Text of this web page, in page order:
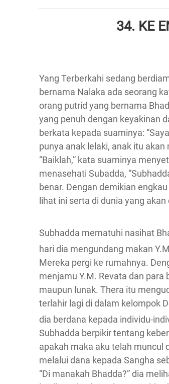
34. KE
Yang Terberkahi sedang
bernama Nalaka ada seorang
orang putrid yang bernama
yang penuh dengan keyakinan
berkata kepada suaminya:
punya anak lelaki, anak itu
“Baiklah,” kata suaminya
menasehati Subadda,
benar. Dengan demikian
lihat ini serta di dunia yang akan
Subhadda mematuhi nasihat
hari dia mengundang makan
Mereka pergi ke rumahnya.
menjamu Y.M. Revata dan
maupun lunak. Thera itu
terlahir lagi di dalam kelompok
dia berdana kepada individu-
Subhadda berpikir tentang
apakah maka aku telah muncul
melalui dana kepada Sangha
“Di manakah Bhadda?” dia